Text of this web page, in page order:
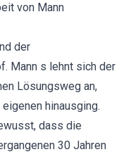
von Mann
der
Mann s lehnt sich der
Lösungsweg an,
hinausging.
dass die
30 Jahren